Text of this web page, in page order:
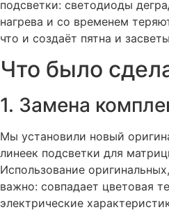
подсветки: светодиоды
нагрева и со временем
что и создаёт пятна и
Что было
1. Замена
Мы установили новый
линеек подсветки для
Использование
важно: совпадает цветовая
электрические